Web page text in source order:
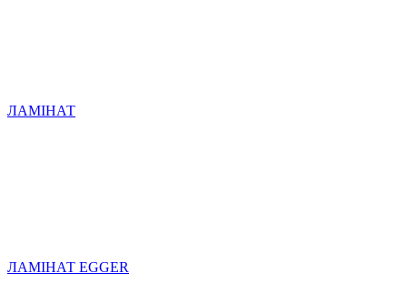
ЛАМІНАТ
ЛАМІНАТ EGGER